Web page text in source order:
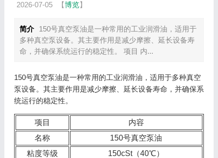
2026-07-05 【博览】
简介
150号真空泵油是一种常用的工业润滑油，适用于
多种真空泵设备。其主要作用是减少摩擦、延长设备寿
命，并确保系统运行的稳定性。 项目 内...
150号真空泵油是一种常用的工业润滑油，适用于多种真空
泵设备。其主要作用是减少摩擦、延长设备寿命，并确保系
统运行的稳定性。
项目
内容
名称
150号真空泵油
粘度等级
150cSt（40℃）